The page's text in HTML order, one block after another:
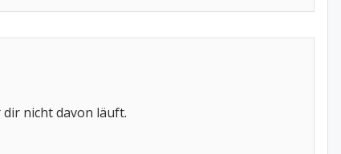
nicht davon läuft.